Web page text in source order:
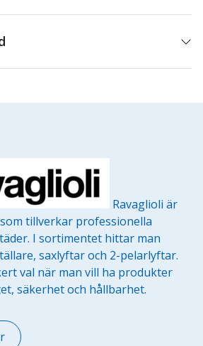
Ravaglioli är
tillverkar professionella
I sortimentet hittar man
saxlyftar och 2-pelarlyftar.
val när man vill ha produkter
säkerhet och hållbarhet.